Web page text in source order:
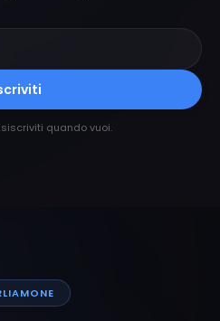
quando vuoi.